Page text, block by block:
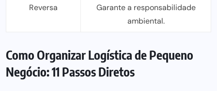
Reversa
Garante a responsabilidade
ambiental.
Como Organizar Logística de Pequeno
Negócio: 11 Passos Diretos